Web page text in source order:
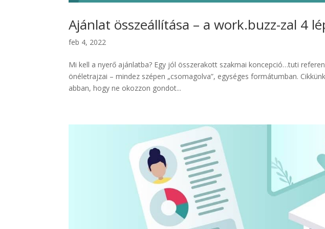
Ajánlat összeállítása – a work.buzz-zal 4
feb 4, 2022
Mi kell a nyerő ajánlatba? Egy jól összerakott szakmai koncepció…tuti
önéletrajzai – mindez szépen „csomagolva”, egységes formátumban.
abban, hogy ne okozzon gondot...